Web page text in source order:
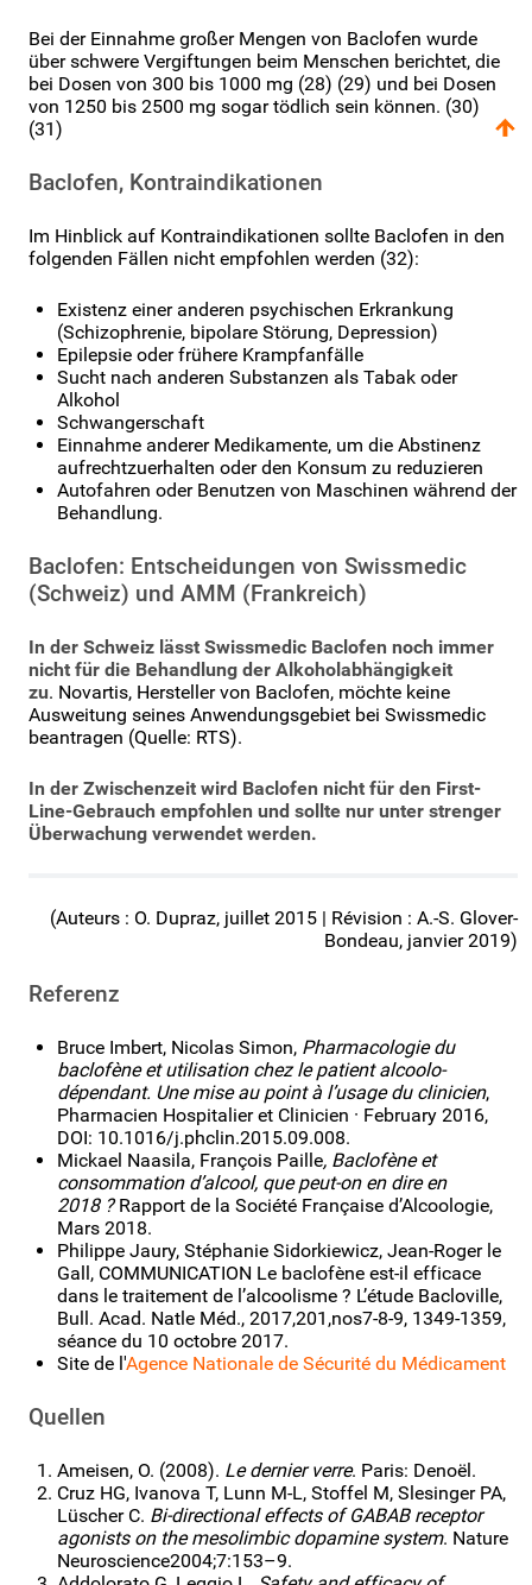
Bei der Einnahme großer Mengen von Baclofen wurde
über schwere Vergiftungen beim Menschen berichtet, die
bei Dosen von 300 bis 1000 mg (28) (29) und bei Dosen
von 1250 bis 2500 mg sogar tödlich sein können. (30)
(31)
Baclofen, Kontraindikationen
Im Hinblick auf Kontraindikationen sollte Baclofen in den
folgenden Fällen nicht empfohlen werden (32):
Existenz einer anderen psychischen Erkrankung
(Schizophrenie, bipolare Störung, Depression)
Epilepsie oder frühere Krampfanfälle
Sucht nach anderen Substanzen als Tabak oder
Alkohol
Schwangerschaft
Einnahme anderer Medikamente, um die Abstinenz
aufrechtzuerhalten oder den Konsum zu reduzieren
Autofahren oder Benutzen von Maschinen während der
Behandlung.
Baclofen: Entscheidungen von Swissmedic
(Schweiz) und AMM (Frankreich)
In der Schweiz lässt Swissmedic Baclofen noch immer
nicht für die Behandlung der Alkoholabhängigkeit
zu. Novartis, Hersteller von Baclofen, möchte keine
Ausweitung seines Anwendungsgebiet bei Swissmedic
beantragen (Quelle: RTS).
In der Zwischenzeit wird Baclofen nicht für den First-
Line-Gebrauch empfohlen und sollte nur unter strenger
Überwachung verwendet werden.
(Auteurs : O. Dupraz, juillet 2015 | Révision : A.-S. Glover-
Bondeau, janvier 2019)
Referenz
Bruce Imbert, Nicolas Simon, Pharmacologie du
baclofène et utilisation chez le patient alcoolo-
dépendant. Une mise au point à l’usage du clinicien,
Pharmacien Hospitalier et Clinicien · February 2016,
DOI: 10.1016/j.phclin.2015.09.008.
Mickael Naasila, François Paille, Baclofène et
consommation d’alcool, que peut-on en dire en
2018 ?Rapport de la Société Française d’Alcoologie,
Mars 2018.
Philippe Jaury, Stéphanie Sidorkiewicz, Jean-Roger le
Gall, COMMUNICATION Le baclofène est-il efficace
dans le traitement de l’alcoolisme ? L’étude Bacloville,
Bull. Acad. Natle Méd., 2017,201,nos7-8-9, 1349-1359,
séance du 10 octobre 2017.
Site de l'Agence Nationale de Sécurité du Médicament
Quellen
Ameisen, O. (2008). Le dernier verre. Paris: Denoël.
Cruz HG, Ivanova T, Lunn M-L, Stoffel M, Slesinger PA,
Lüscher C. Bi-directional effects of GABAB receptor
agonists on the mesolimbic dopamine system. Nature
Neuroscience2004;7:153–9.